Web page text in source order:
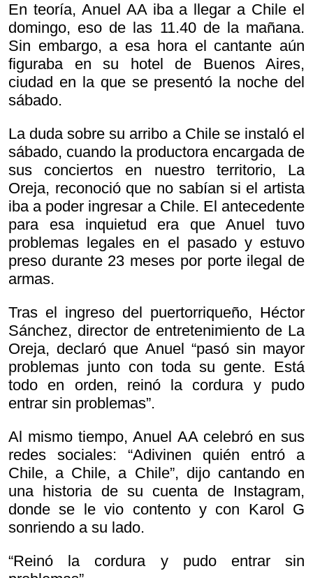
En teoría, Anuel AA iba a llegar a Chile el
domingo, eso de las 11.40 de la mañana.
Sin embargo, a esa hora el cantante aún
figuraba en su hotel de Buenos Aires,
ciudad en la que se presentó la noche del
sábado.
La duda sobre su arribo a Chile se instaló el
sábado, cuando la productora encargada de
sus conciertos en nuestro territorio, La
Oreja, reconoció que no sabían si el artista
iba a poder ingresar a Chile. El antecedente
para esa inquietud era que Anuel tuvo
problemas legales en el pasado y estuvo
preso durante 23 meses por porte ilegal de
armas.
Tras el ingreso del puertorriqueño, Héctor
Sánchez, director de entretenimiento de La
Oreja, declaró que Anuel “pasó sin mayor
problemas junto con toda su gente. Está
todo en orden, reinó la cordura y pudo
entrar sin problemas”.
Al mismo tiempo, Anuel AA celebró en sus
redes sociales: “Adivinen quién entró a
Chile, a Chile, a Chile”, dijo cantando en
una historia de su cuenta de Instagram,
donde se le vio contento y con Karol G
sonriendo a su lado.
“Reinó la cordura y pudo entrar sin